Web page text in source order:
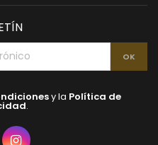
y la Política de
.
Instagram